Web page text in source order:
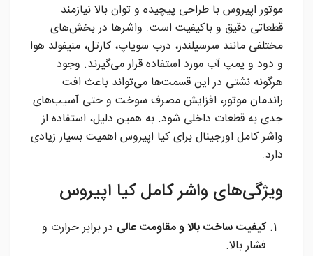
موتور اپیروس با طراحی پیچیده و توان بالا نیازمند
قطعاتی دقیق و باکیفیت است. واشرها در بخش‌های
مختلفی مانند سرسیلندر، درب سوپاپ، کارتل، منیفولد هوا
و دود و پمپ آب مورد استفاده قرار می‌گیرند. وجود
هرگونه نشتی در این قسمت‌ها می‌تواند باعث افت
راندمان موتور، افزایش مصرف سوخت و حتی آسیب‌های
جدی به قطعات داخلی شود. به همین دلیل، استفاده از
واشر کامل اورجینال برای کیا اپیروس اهمیت بسیار زیادی
دارد.
ویژگی‌های واشر کامل کیا اپیروس
کیفیت ساخت بالا و مقاومت عالی در برابر حرارت و
فشار بالا.